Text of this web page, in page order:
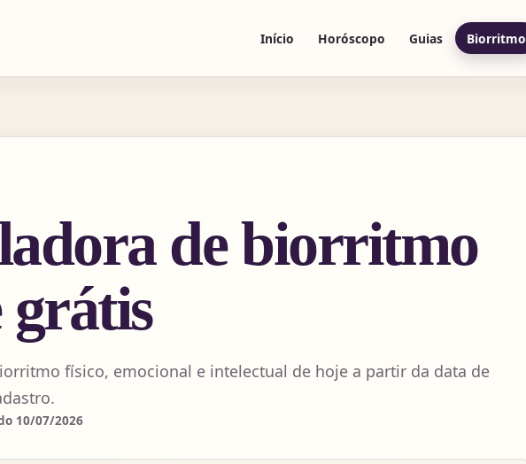
Início Horóscopo Guias Biorritmo
de biorritmo
grátis
físico, emocional e intelectual de hoje a partir da data de
10/07/2026